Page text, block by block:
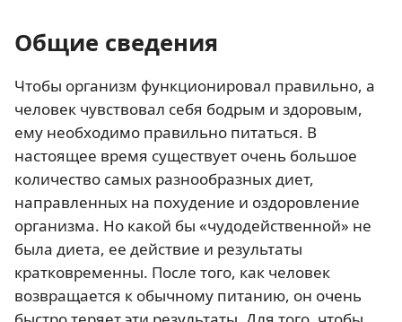
Общие сведения
Чтобы организм функционировал правильно, а
человек чувствовал себя бодрым и здоровым,
ему необходимо правильно питаться. В
настоящее время существует очень большое
количество самых разнообразных диет,
направленных на похудение и оздоровление
организма. Но какой бы «чудодейственной» не
была диета, ее действие и результаты
кратковременны. После того, как человек
возвращается к обычному питанию, он очень